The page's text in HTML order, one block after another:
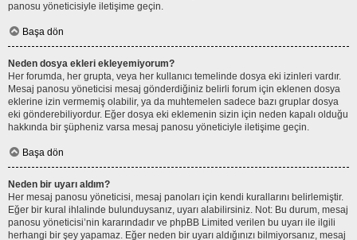
panosu yöneticisiyle iletişime geçin.
Başa dön
Neden dosya ekleri ekleyemiyorum?
Her forumda, her grupta, veya her kullanıcı temelinde dosya eki izinleri vardır.
Mesaj panosu yöneticisi mesaj gönderdiğiniz belirli forum için eklenen dosya
eklerine izin vermemiş olabilir, ya da muhtemelen sadece bazı gruplar dosya
eki gönderebiliyordur. Eğer dosya eki eklemenin sizin için neden kapalı olduğu
hakkında bir şüpheniz varsa mesaj panosu yöneticiyle iletişime geçin.
Başa dön
Neden bir uyarı aldım?
Her mesaj panosu yöneticisi, mesaj panoları için kendi kurallarını belirlemiştir.
Eğer bir kural ihlalinde bulunduysanız, uyarı alabilirsiniz. Not: Bu durum, mesaj
panosu yöneticisi’nin kararındadır ve phpBB Limited verilen bu uyarı ile ilgili
herhangi bir şey yapamaz. Eğer neden bir uyarı aldığınızı bilmiyorsanız, mesaj